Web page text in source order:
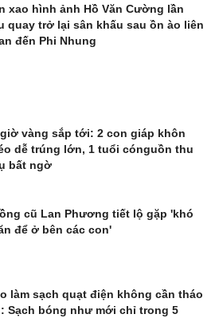
xao hình ảnh Hồ Văn Cường lần
quay trở lại sân khấu sau ồn ào liên
đến Phi Nhung
vàng sắp tới: 2 con giáp khôn
dễ trúng lớn, 1 tuổi cónguồn thu
bất ngờ
cũ Lan Phương tiết lộ gặp 'khó
để ở bên các con'
làm sạch quạt điện không cần tháo
Sạch bóng như mới chỉ trong 5